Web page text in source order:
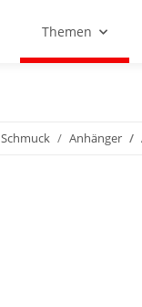
Themen
Schmuck Anhänger